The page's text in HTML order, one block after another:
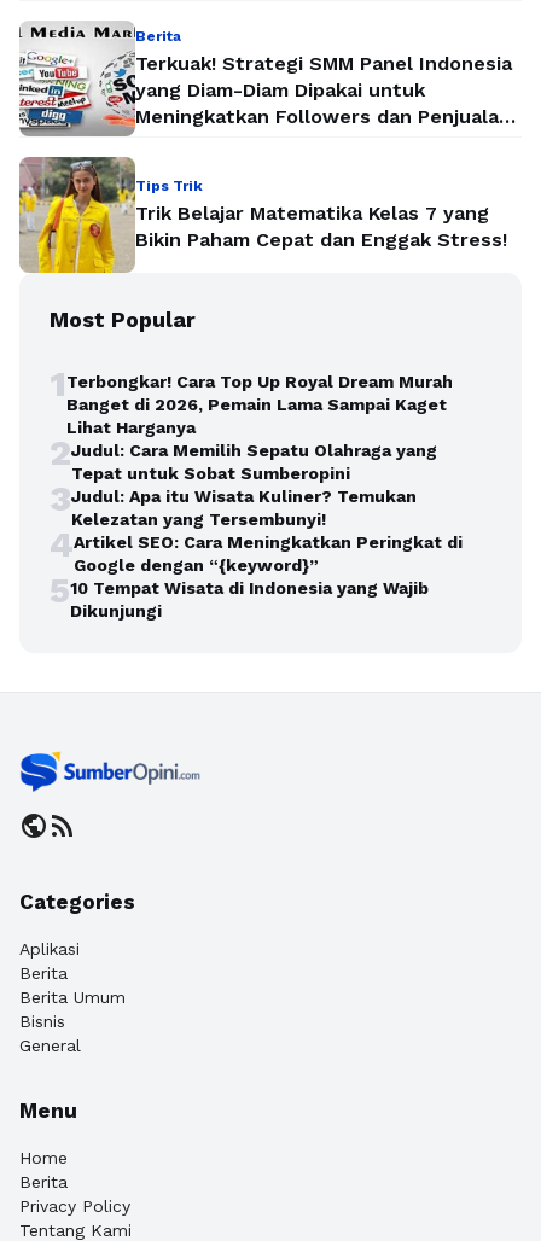
Berita
Terkuak! Strategi SMM Panel Indonesia
yang Diam-Diam Dipakai untuk
Meningkatkan Followers dan Penjualan
Tips Trik
Trik Belajar Matematika Kelas 7 yang
Bikin Paham Cepat dan Enggak Stress!
Most Popular
1Terbongkar! Cara Top Up Royal Dream Murah
Banget di 2026, Pemain Lama Sampai Kaget
Lihat Harganya
2Judul: Cara Memilih Sepatu Olahraga yang
Tepat untuk Sobat Sumberopini
3Judul: Apa itu Wisata Kuliner? Temukan
Kelezatan yang Tersembunyi!
4Artikel SEO: Cara Meningkatkan Peringkat di
Google dengan “{keyword}”
510 Tempat Wisata di Indonesia yang Wajib
Dikunjungi
publicrss_feed
Categories
Aplikasi
Berita
Berita Umum
Bisnis
General
Menu
Home
Berita
Privacy Policy
Tentang Kami